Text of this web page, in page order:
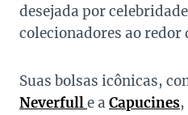
desejada por
colecionadores ao redor
Suas bolsas icônicas,
Neverfulle a Capucines